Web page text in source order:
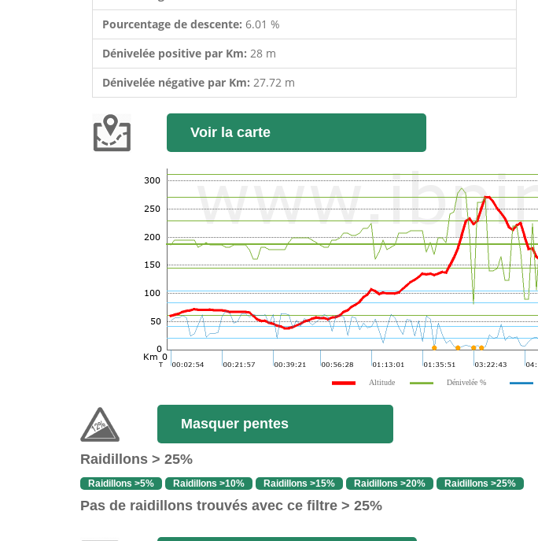
Pourcentage de descente: 6.01 %
Dénivelée positive par Km: 28 m
Dénivelée négative par Km: 27.72 m
Voir la carte
Altitude Dénivelée %
Masquer pentes
Raidillons > 25%
Raidillons >5% Raidillons >10% Raidillons >15% Raidillons >20% Raidillons >25%
Pas de raidillons trouvés avec ce filtre > 25%